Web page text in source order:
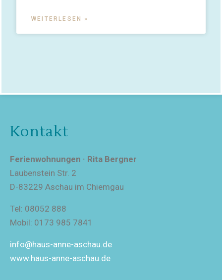
WEITERLESEN »
Kontakt
Ferienwohnungen · Rita Bergner
Laubenstein Str. 2
D-83229 Aschau im Chiemgau
Tel: 08052 888
Mobil: 0173 985 7841
info@haus-anne-aschau.de
www.haus-anne-aschau.de